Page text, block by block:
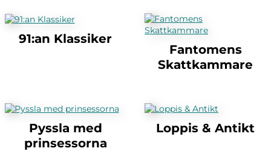
91:an Klassiker
Fantomens
Skattkammare
Pyssla med
prinsessorna
Loppis & Antikt